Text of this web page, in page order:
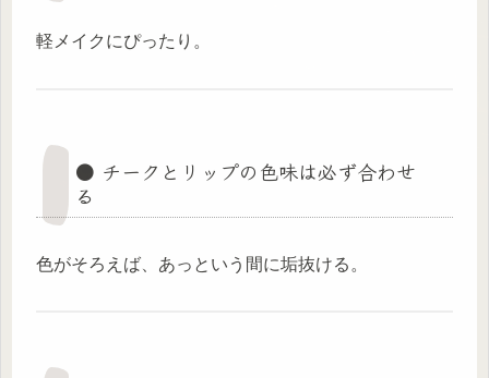
軽メイクにぴったり。
● チークとリップの色味は必ず合わせ
る
色がそろえば、あっという間に垢抜ける。